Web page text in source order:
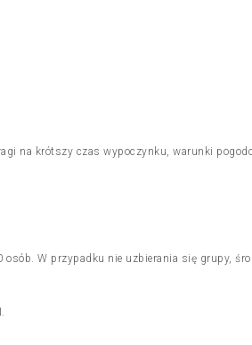
na krótszy czas wypoczynku, warunki
W przypadku nie uzbierania się grupy,